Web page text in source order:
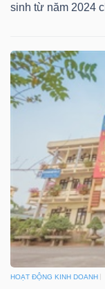
sinh từ năm 2024
HOẠT ĐỘNG KINH DOANH